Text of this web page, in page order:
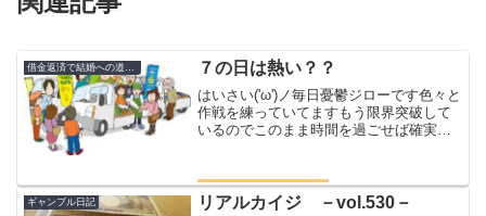
借金返済で結婚への道のり ７の日は熱い？？
はいさい('ω')ノ毎日憂鬱ジローです色々と
作戦を練っていてますもう限界突破して
いるのでこのまま時間を過ごせば確実に
います（他にも動いてます）ジロウとい
う名前では...
ギャンブル日記 リアルカイジ －vol.530－